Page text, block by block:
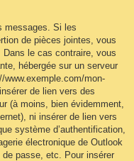
messages. Si les
de pièces jointes, vous
le cas contraire, vous
hébergée sur un serveur
mon-
de lien vers des
(à moins, bien évidemment,
ni insérer de lien vers
système d’authentification,
électronique de Outlook
passe, etc. Pour insérer